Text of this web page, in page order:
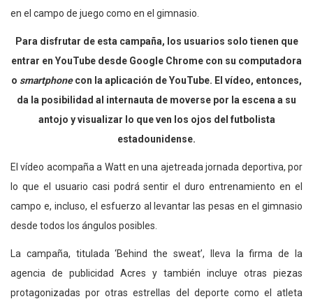
en el campo de juego como en el gimnasio.
Para disfrutar de esta campaña, los usuarios solo tienen que
entrar en YouTube desde Google Chrome con su computadora
o smartphonecon la aplicación de YouTube. El vídeo, entonces,
da la posibilidad al internauta de moverse por la escena a su
antojo y visualizar lo que ven los ojos del futbolista
estadounidense.
El vídeo acompaña a Watt en una ajetreada jornada deportiva, por
lo que el usuario casi podrá sentir el duro entrenamiento en el
campo e, incluso, el esfuerzo al levantar las pesas en el gimnasio
desde todos los ángulos posibles.
La campaña, titulada ‘Behind the sweat’, lleva la firma de la
agencia de publicidad Acres y también incluye otras piezas
protagonizadas por otras estrellas del deporte como el atleta